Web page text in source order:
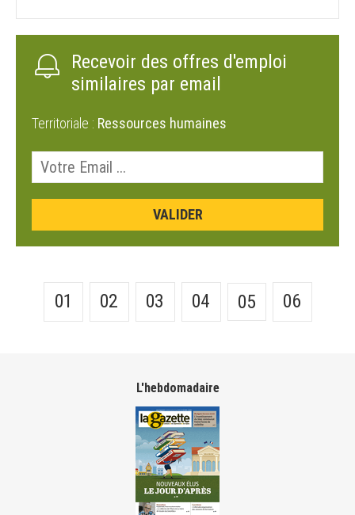
Recevoir des offres d'emploi
similaires par email
Territoriale : Ressources humaines
01 02 03 04 05 06
L'hebdomadaire